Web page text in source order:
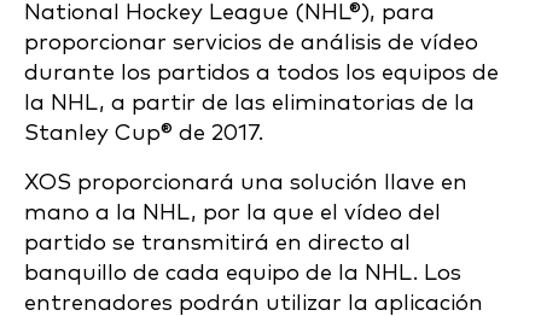
National Hockey League (NHL®), para
proporcionar servicios de análisis de vídeo
durante los partidos a todos los equipos de
la NHL, a partir de las eliminatorias de la
Stanley Cup® de 2017.
XOS proporcionará una solución llave en
mano a la NHL, por la que el vídeo del
partido se transmitirá en directo al
banquillo de cada equipo de la NHL. Los
entrenadores podrán utilizar la aplicación